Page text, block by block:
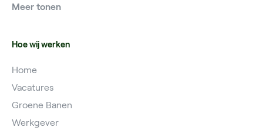
Vacatures Planner
Meer tonen
Hoe wij werken
Home
Vacatures
Groene Banen
Werkgever